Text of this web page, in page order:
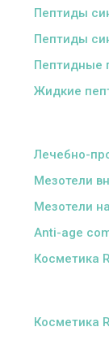
Пептиды
Пептиды
Пептидные
Жидкие
Лечебно-
Мезотели
Мезотели
Anti-age
Косметика
Косметика